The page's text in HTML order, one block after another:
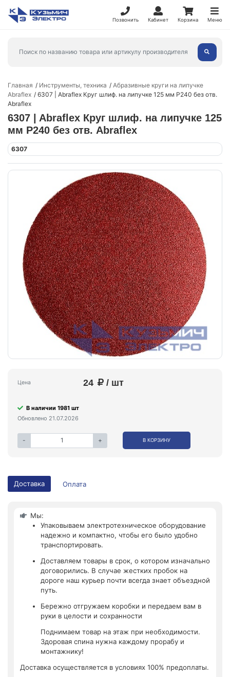
Позвонить Кабинет Корзина Меню
Главная Инструменты, техника
Абразивные круги на липучке
Abraflex
6307 | Abraflex Круг шлиф. на липучке 125 мм P240 без отв.
Abraflex
6307 | Abraflex Круг шлиф. на липучке 125
мм P240 без отв. Abraflex
6307
Цена 24 / шт
В наличии 1981 шт
Обновлено 21.07.2026
- + В КОРЗИНУ
Доставка Оплата
Мы:
Упаковываем электротехническое оборудование
надежно и компактно, чтобы его было удобно
транспортировать.
Доставляем товары в срок, о котором изначально
договорились. В случае жестких пробок на
дороге наш курьер почти всегда знает объездной
путь.
Бережно отгружаем коробки и передаем вам в
руки в целости и сохранности
Поднимаем товар на этаж при необходимости.
Здоровая спина нужна каждому прорабу и
монтажнику!
Доставка осуществляется в условиях 100% предоплаты.